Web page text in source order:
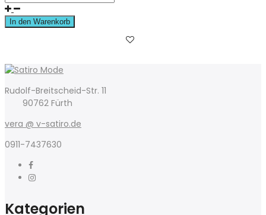
In den Warenkorb
Rudolf-Breitscheid-Str. 11
90762 Fürth
vera @ v-satiro.de
0911-7437630
Kategorien